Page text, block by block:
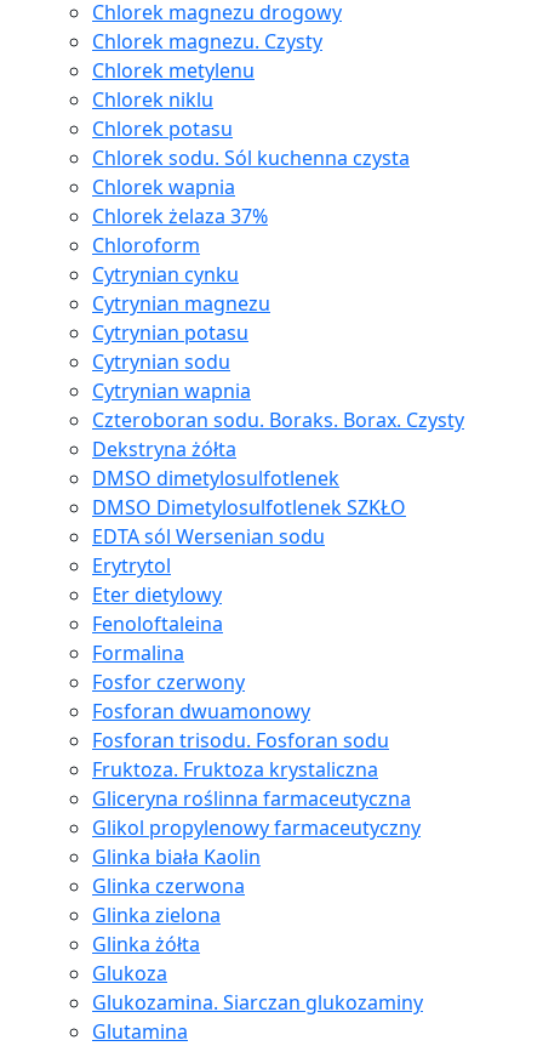
Chlorek magnezu drogowy
Chlorek magnezu. Czysty
Chlorek metylenu
Chlorek niklu
Chlorek potasu
Chlorek sodu. Sól kuchenna czysta
Chlorek wapnia
Chlorek żelaza 37%
Chloroform
Cytrynian cynku
Cytrynian magnezu
Cytrynian potasu
Cytrynian sodu
Cytrynian wapnia
Czteroboran sodu. Boraks. Borax. Czysty
Dekstryna żółta
DMSO dimetylosulfotlenek
DMSO Dimetylosulfotlenek SZKŁO
EDTA sól Wersenian sodu
Erytrytol
Eter dietylowy
Fenoloftaleina
Formalina
Fosfor czerwony
Fosforan dwuamonowy
Fosforan trisodu. Fosforan sodu
Fruktoza. Fruktoza krystaliczna
Gliceryna roślinna farmaceutyczna
Glikol propylenowy farmaceutyczny
Glinka biała Kaolin
Glinka czerwona
Glinka zielona
Glinka żółta
Glukoza
Glukozamina. Siarczan glukozaminy
Glutamina